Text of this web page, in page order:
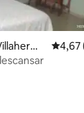
4,67
4,67